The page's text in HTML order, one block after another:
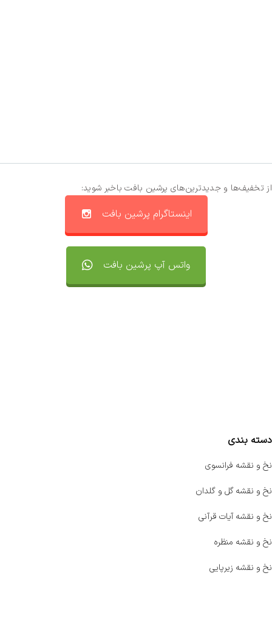
از تخفیف‌ها و جدیدترین‌های پرشین بافت باخبر شوید:
اینستاگرام پرشین بافت
واتس آپ پرشین بافت
دسته بندی
نخ و نقشه فرانسوی
نخ و نقشه گل و گلدان
نخ و نقشه آیات قرآنی
نخ و نقشه منظره
نخ و نقشه زیرپایی